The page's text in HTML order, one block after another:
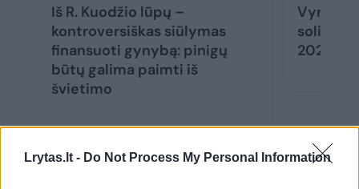
Lrytas.lt - Do Not Process My Personal Information
Iš R. Kuodžio lūpų –
kontroversiškas siūlymas
finansuoti gynybą: pinigų
būtų galima paimti iš
švietimo
2025 m.